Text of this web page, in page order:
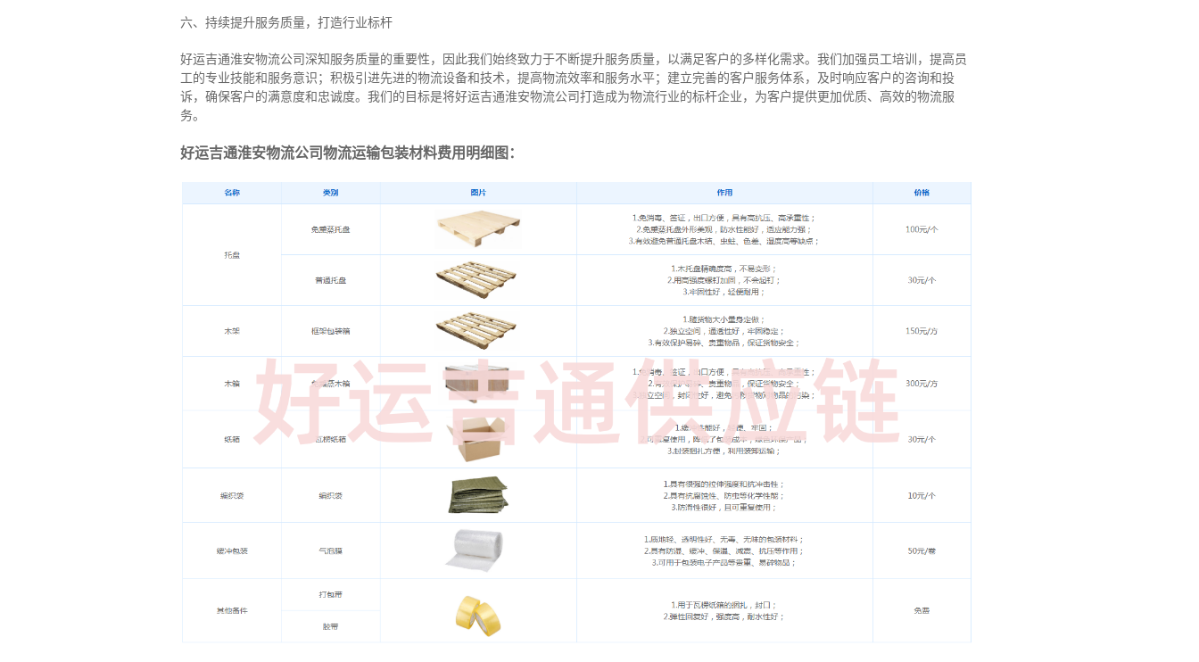
六、持续提升服务质量，打造行业标杆
好运吉通淮安物流公司深知服务质量的重要性，因此我们始终致力于不断提升服务质量，以满足客户的多样化需求。我们加强员工培训，提高员
工的专业技能和服务意识；积极引进先进的物流设备和技术，提高物流效率和服务水平；建立完善的客户服务体系，及时响应客户的咨询和投
诉，确保客户的满意度和忠诚度。我们的目标是将好运吉通淮安物流公司打造成为物流行业的标杆企业，为客户提供更加优质、高效的物流服
务。
好运吉通淮安物流公司物流运输包装材料费用明细图：